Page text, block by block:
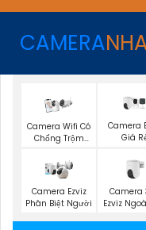
CAMERA
Camera Wifi Có
Chống Trộm
Camera
Giá
Camera Ezviz
Phân Biệt Người
Camera
Ezviz